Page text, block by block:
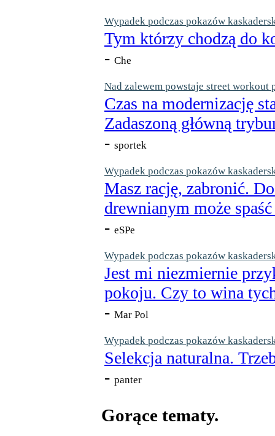
Wypadek podczas pokazów
Tym którzy chodzą do
- Che
Nad zalewem powstaje street workout
Czas na modernizację
Zadaszoną główną
- sportek
Wypadek podczas pokazów
Masz rację, zabronić.
drewnianym może
- eSPe
Wypadek podczas pokazów
Jest mi niezmiernie
pokoju. Czy to wina
- Mar Pol
Wypadek podczas pokazów
Selekcja naturalna.
- panter
Gorące tematy.